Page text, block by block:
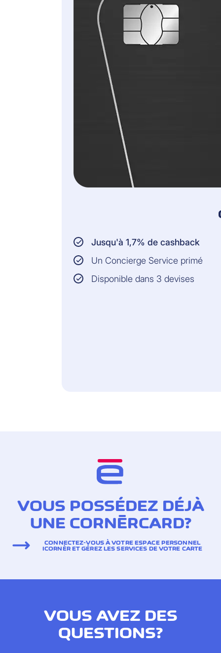
Jusqu'à 1,7% de cashback
Un Concierge Service primé
Disponible dans 3 devises
VOUS POSSÉDEZ DÉJÀ
UNE CORNÈRCARD?
CONNECTEZ-VOUS À VOTRE ESPACE PERSONNEL
ICORNÈR ET GÉREZ LES SERVICES DE VOTRE CARTE
VOUS AVEZ DES
QUESTIONS?